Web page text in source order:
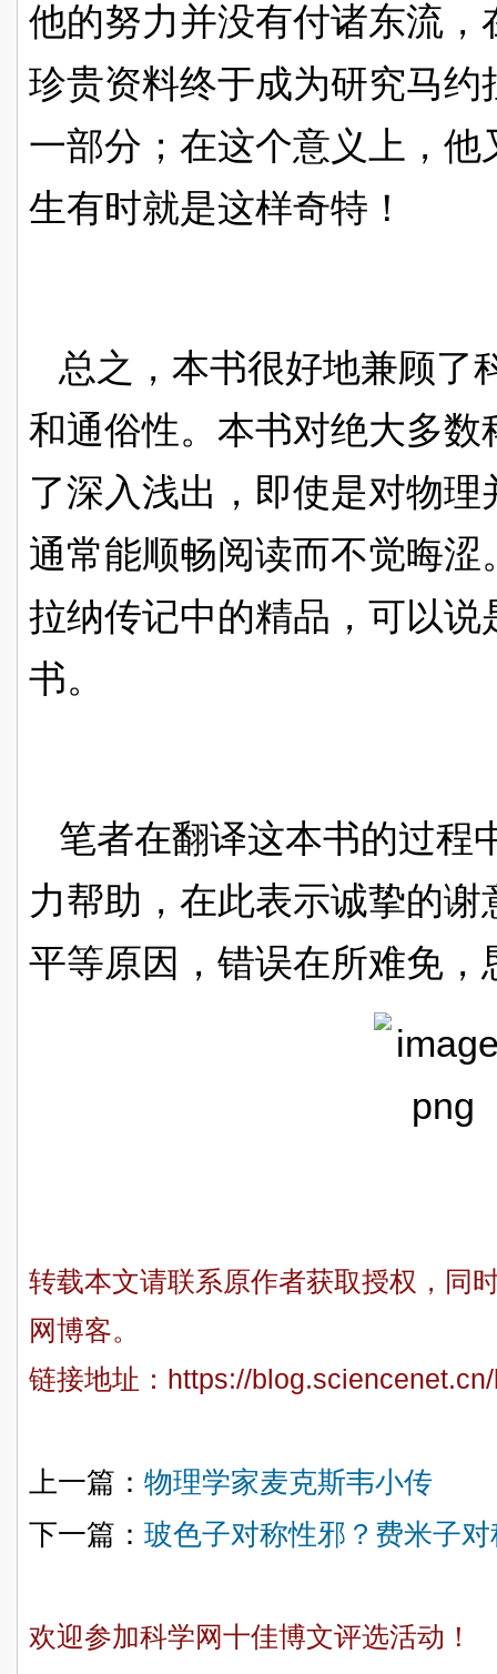
他的努力并没有付诸东流
珍贵资料终于成为研究马
一部分；在这个意义上，
生有时就是这样奇特！
总之，本书很好地兼顾了
和通俗性。本书对绝大多
了深入浅出，即使是对物
通常能顺畅阅读而不觉晦
拉纳传记中的精品，可以
书。
笔者在翻译这本书的过程
力帮助，在此表示诚挚的
平等原因，错误在所难免
转载本文请联系原作者获取授权，同
网博客。
链接地址： https://
上一篇： 物理学家麦克斯韦小传
下一篇： 玻色子对称性邪？费米子
欢迎参加科学网十佳博文评选活动！